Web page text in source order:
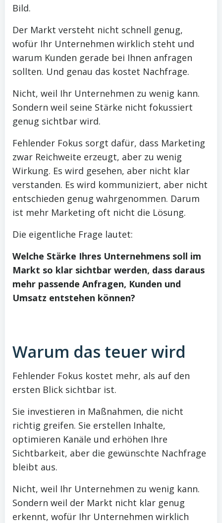
Bild.
Der Markt versteht nicht schnell genug,
wofür Ihr Unternehmen wirklich steht und
warum Kunden gerade bei Ihnen anfragen
sollten. Und genau das kostet Nachfrage.
Nicht, weil Ihr Unternehmen zu wenig kann.
Sondern weil seine Stärke nicht fokussiert
genug sichtbar wird.
Fehlender Fokus sorgt dafür, dass Marketing
zwar Reichweite erzeugt, aber zu wenig
Wirkung. Es wird gesehen, aber nicht klar
verstanden. Es wird kommuniziert, aber nicht
entschieden genug wahrgenommen. Darum
ist mehr Marketing oft nicht die Lösung.
Die eigentliche Frage lautet:
Welche Stärke Ihres Unternehmens soll im
Markt so klar sichtbar werden, dass daraus
mehr passende Anfragen, Kunden und
Umsatz entstehen können?
Warum das teuer wird
Fehlender Fokus kostet mehr, als auf den
ersten Blick sichtbar ist.
Sie investieren in Maßnahmen, die nicht
richtig greifen. Sie erstellen Inhalte,
optimieren Kanäle und erhöhen Ihre
Sichtbarkeit, aber die gewünschte Nachfrage
bleibt aus.
Nicht, weil Ihr Unternehmen zu wenig kann.
Sondern weil der Markt nicht klar genug
erkennt, wofür Ihr Unternehmen wirklich